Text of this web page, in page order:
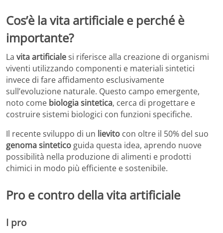
Cos’è la vita artificiale e perché è
importante?
La vita artificialesi riferisce alla creazione di organismi
viventi utilizzando componenti e materiali sintetici
invece di fare affidamento esclusivamente
sull’evoluzione naturale. Questo campo emergente,
noto come biologia sintetica, cerca di progettare e
costruire sistemi biologici con funzioni specifiche.
Il recente sviluppo di un lievito con oltre il 50% del suo
genoma sintetico guida questa idea, aprendo nuove
possibilità nella produzione di alimenti e prodotti
chimici in modo più efficiente e sostenibile.
Pro e contro della vita artificiale
I pro